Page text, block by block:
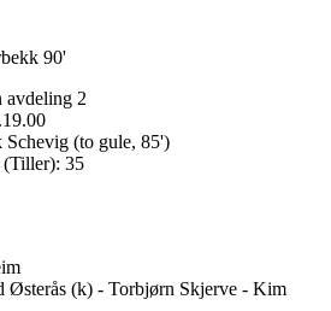
90'
avdeling 2
(to gule, 85')
35
Østerås (k) - Torbjørn Skjerve - Kim